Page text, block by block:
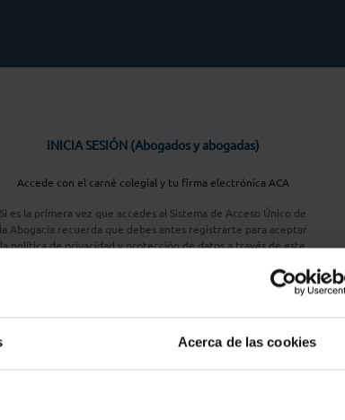
Acerca de las cookies
INICIA SESIÓN (Abogados y abogadas)
Accede con el carné colegial y tu firma electrónica ACA
Si es la primera vez que accedes al Sistema de Acceso Único de
la Abogacía recuerda que debes antes registrarte para aceptar
la política de privacidad y protección de datos a través de este
Entrar con ACA Plus